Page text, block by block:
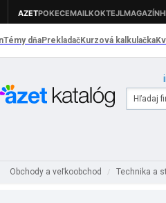
Obchody a veľkoobchod / Technika a